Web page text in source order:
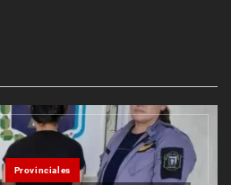
Provinciales